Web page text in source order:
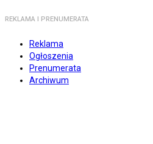
REKLAMA I PRENUMERATA
Reklama
Ogłoszenia
Prenumerata
Archiwum